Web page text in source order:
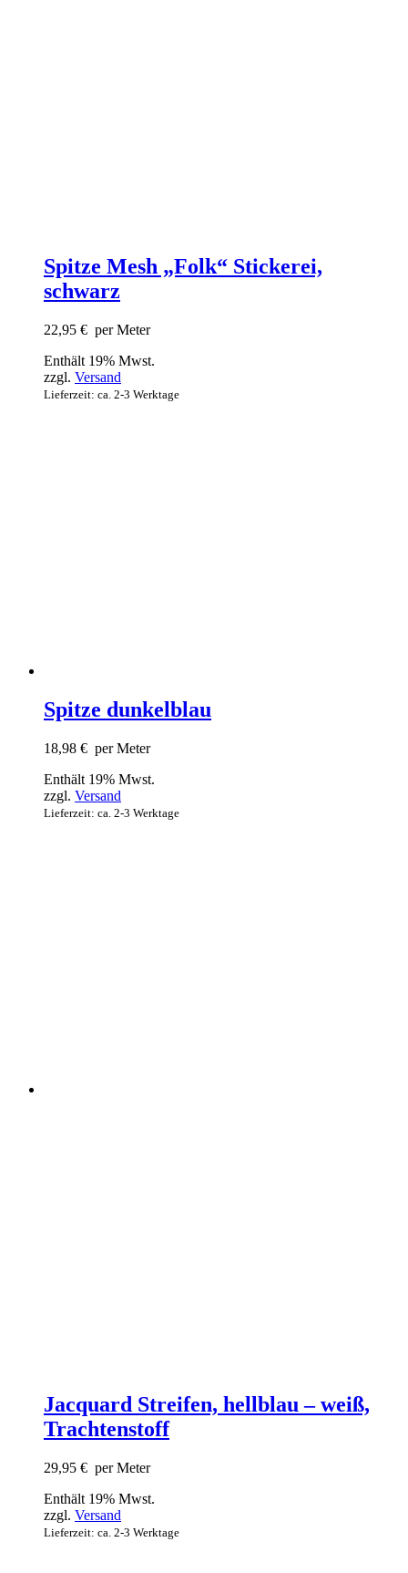
Spitze Mesh „Folk“ Stickerei,
schwarz
22,95 € per Meter
Enthält 19% Mwst.
zzgl. Versand
Lieferzeit: ca. 2-3 Werktage
Spitze dunkelblau
18,98 € per Meter
Enthält 19% Mwst.
zzgl. Versand
Lieferzeit: ca. 2-3 Werktage
Jacquard Streifen, hellblau – weiß,
Trachtenstoff
29,95 € per Meter
Enthält 19% Mwst.
zzgl. Versand
Lieferzeit: ca. 2-3 Werktage